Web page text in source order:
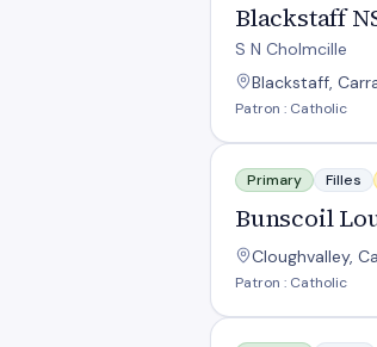
Blackstaff
S N Cholmcille
Blackstaff,
Patron : Catholic
Bunscoil Louis Naofa
Primary Filles
Bunscoil
Cloughvalley,
Patron : Catholic
Corcreagh N S